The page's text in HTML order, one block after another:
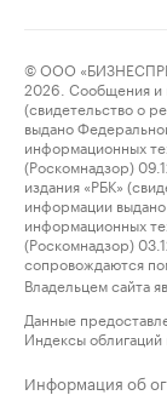
© ООО
2026. Сообщения и
(свидетельство о
выдано
информационных
(Роскомнадзор)
издания «РБК»
информации
информационных
(Роскомнадзор)
сопровождаются
Владельцем сайта
Данные
Индексы
Информация об